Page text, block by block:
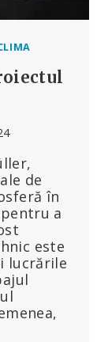
de
în
a
este
lucrările